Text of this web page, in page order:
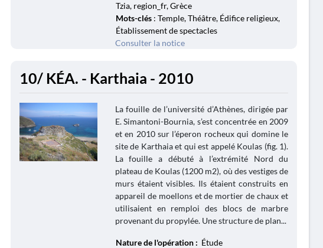
Tzia, region_fr, Grèce
Mots-clés: Temple, Théâtre, Édifice religieux,
Établissement de spectacles
Consulter la notice
10/ KÉA. - Karthaia - 2010
La fouille de l’université d’Athènes, dirigée par
E. Simantoni-Bournia, s’est concentrée en 2009
et en 2010 sur l’éperon rocheux qui domine le
site de Karthaia et qui est appelé Koulas (fig. 1).
La fouille a débuté à l’extrémité Nord du
plateau de Koulas (1200 m2), où des vestiges de
murs étaient visibles. Ils étaient construits en
appareil de moellons et de mortier de chaux et
utilisaient en remploi des blocs de marbre
provenant du propylée. Une structure de plan...
Nature de l'opération : Étude